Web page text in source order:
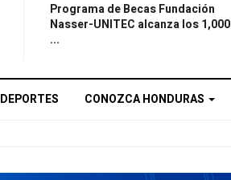
Programa de Becas Fundación
Nasser-UNITEC alcanza los 1,000
...
DEPORTES CONOZCA HONDURAS